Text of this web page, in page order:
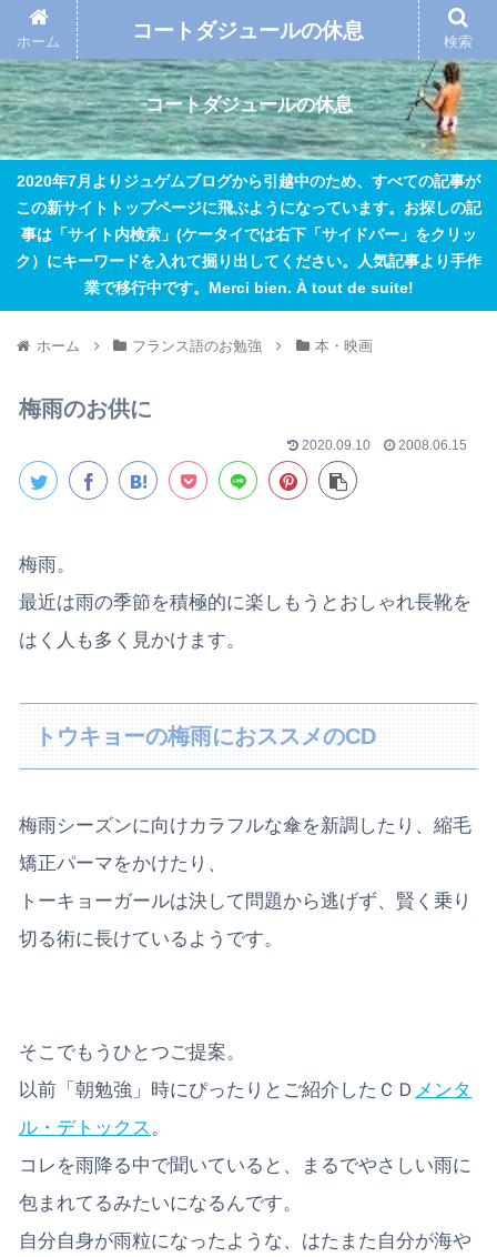
コートダジュールの休息
2020年7月よりジュゲムブログから引越中のため、すべての記事が
この新サイトトップページに飛ぶようになっています。お探しの記
事は「サイト内検索」(ケータイでは右下「サイドバー」をクリッ
ク）にキーワードを入れて掘り出してください。人気記事より手作
業で移行中です。Merci bien. À tout de suite!
ホーム フランス語のお勉強 本・映画
梅雨のお供に
2020.09.10 2008.06.15
梅雨。
最近は雨の季節を積極的に楽しもうとおしゃれ長靴を
はく人も多く見かけます。
トウキョーの梅雨におススメのCD
梅雨シーズンに向けカラフルな傘を新調したり、縮毛
矯正パーマをかけたり、
トーキョーガールは決して問題から逃げず、賢く乗り
切る術に長けているようです。
そこでもうひとつご提案。
以前「朝勉強」時にぴったりとご紹介したＣＤ メンタ
ル・デトックス。
コレを雨降る中で聞いていると、まるでやさしい雨に
包まれてるみたいになるんです。
自分自身が雨粒になったような、はたまた自分が海や
ホーム コートダジュールの休息 検索